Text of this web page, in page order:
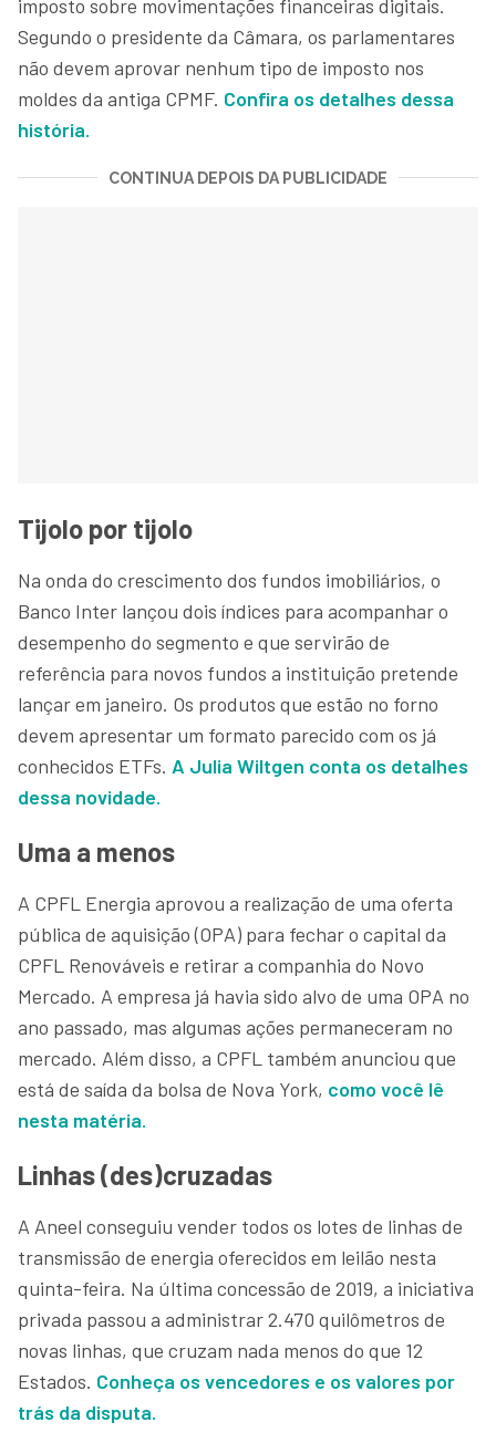
imposto sobre movimentações financeiras digitais.
Segundo o presidente da Câmara, os parlamentares
não devem aprovar nenhum tipo de imposto nos
moldes da antiga CPMF. Confira os detalhes dessa
história.
CONTINUA DEPOIS DA PUBLICIDADE
Tijolo por tijolo
Na onda do crescimento dos fundos imobiliários, o
Banco Inter lançou dois índices para acompanhar o
desempenho do segmento e que servirão de
referência para novos fundos a instituição pretende
lançar em janeiro. Os produtos que estão no forno
devem apresentar um formato parecido com os já
conhecidos ETFs. A Julia Wiltgen conta os detalhes
dessa novidade.
Uma a menos
A CPFL Energia aprovou a realização de uma oferta
pública de aquisição (OPA) para fechar o capital da
CPFL Renováveis e retirar a companhia do Novo
Mercado. A empresa já havia sido alvo de uma OPA no
ano passado, mas algumas ações permaneceram no
mercado. Além disso, a CPFL também anunciou que
está de saída da bolsa de Nova York, como você lê
nesta matéria.
Linhas (des)cruzadas
A Aneel conseguiu vender todos os lotes de linhas de
transmissão de energia oferecidos em leilão nesta
quinta-feira. Na última concessão de 2019, a iniciativa
privada passou a administrar 2.470 quilômetros de
novas linhas, que cruzam nada menos do que 12
Estados. Conheça os vencedores e os valores por
trás da disputa.